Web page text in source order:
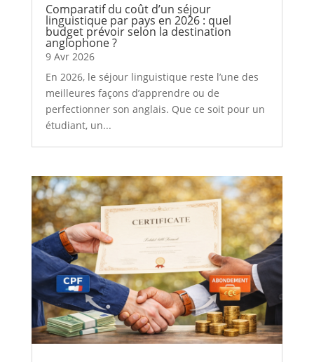
Comparatif du coût d’un séjour
linguistique par pays en 2026 : quel
budget prévoir selon la destination
anglophone ?
9 Avr 2026
En 2026, le séjour linguistique reste l’une des
meilleures façons d’apprendre ou de
perfectionner son anglais. Que ce soit pour un
étudiant, un...